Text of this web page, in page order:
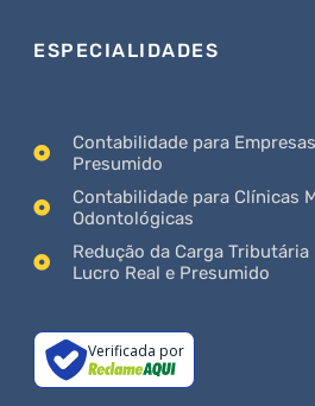
ESPECIALIDADES
Contabilidade para
Presumido
Contabilidade para Clínicas
Odontológicas
Redução da Carga
Lucro Real e Presumido
Verificada por